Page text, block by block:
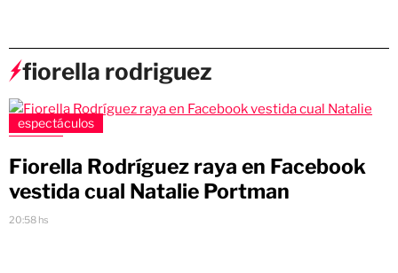
fiorella rodriguez
espectáculos
Fiorella Rodríguez raya en Facebook
vestida cual Natalie Portman
20:58 hs